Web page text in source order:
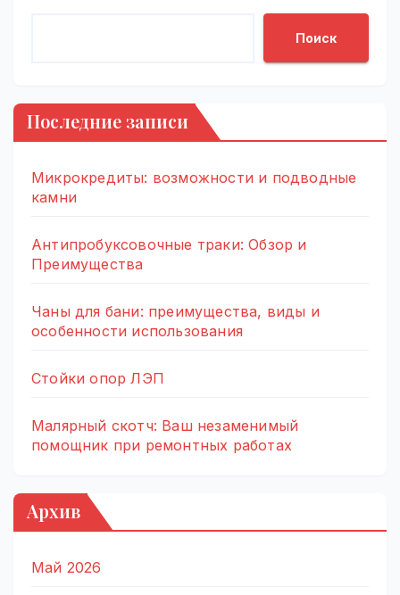
Поиск
Последние записи
Микрокредиты: возможности и подводные
камни
Антипробуксовочные траки: Обзор и
Преимущества
Чаны для бани: преимущества, виды и
особенности использования
Стойки опор ЛЭП
Малярный скотч: Ваш незаменимый
помощник при ремонтных работах
Архив
Май 2026